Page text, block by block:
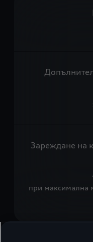
Зареждане на
при максимална